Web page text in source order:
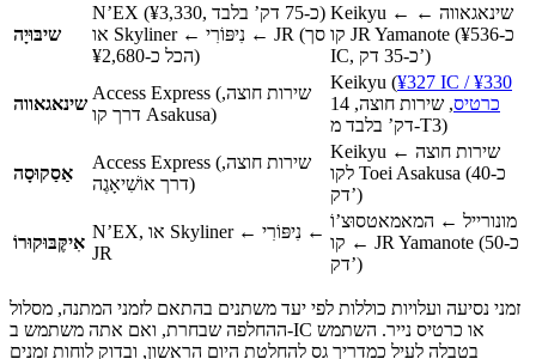
שיבּוּיָה
N’EX (¥3,330, כ-75 דק’ בלבד)
או Skyliner ← נִיפּוֹרִי ← JR (סך
הכל כ-¥2,680)
Keikyu ← שינאגאווה ←
קו JR Yamanote (כ-¥536
IC, כ-35 דק’)
שינאגאווה
Access Express (שירות חוצה,
דרך קו Asakusa)
Keikyu (¥327 IC / ¥330
כרטיס
, שירות חוצה, 14
דק’ בלבד מ-T3)
אַסַקוּסָה
Access Express (שירות חוצה,
דרך אוֹשִׁיאָגֶה)
Keikyu ← שירות חוצה
לקו Toei Asakusa (כ-40
דק’)
אִיקֶּבּוּקוּרוֹ
N’EX, או Skyliner ← נִיפּוֹרִי ←
JR
מונורייל ← המאמאטסוּצ’וֹ
← קו JR Yamanote (כ-50
דק’)
זמני נסיעה ועלויות כוללות לפי יעד משתנים בהתאם לזמני המתנה, מסלול
ההחלפה שבחרת, ואם אתה משתמש ב-IC או כרטיס נייר. השתמש
בטבלה לעיל כמדריך גס להחלטת היום הראשון, ובדוק לוחות זמנים